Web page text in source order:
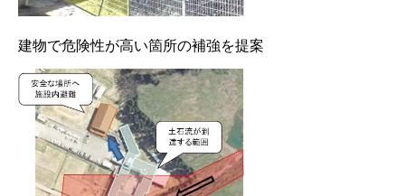
建物で危険性が高い箇所の補強を提案